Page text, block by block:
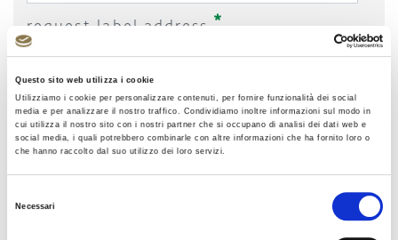
Questo sito web utilizza i cookie
Utilizziamo i cookie per personalizzare contenuti, per fornire funzionalità dei social
media e per analizzare il nostro traffico. Condividiamo inoltre informazioni sul modo in
cui utilizza il nostro sito con i nostri partner che si occupano di analisi dei dati web e
social media, i quali potrebbero combinarle con altre informazioni che ha fornito loro o
che hanno raccolto dal suo utilizzo dei loro servizi.
Necessari
request.label.address Required
request.label.locality Required
request.label.province Required